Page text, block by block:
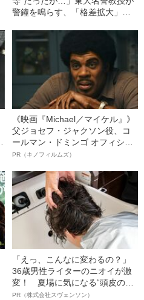
警鐘を鳴らす、「格差拡大」と
「インフレ第2ステージ」の影
《映画『Michael／マイケル』》
父ジョセフ・ジャクソン役、コ
ールマン・ドミンゴ オフィシャ
ルインタビュー“観客を魅了した
語る”《日本興収70億円突破》
PR（キノフィルムズ）
「えっ、こんなに変わるの？」
36歳男性ライターのニオイが激
変！ 夏場に気になる“頭皮のニ
オイ”や“ベタつき”を解消す
PR（株式会社スヴェンソン）